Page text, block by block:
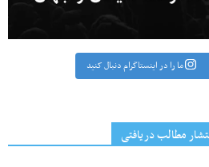
ما را در اینستاگرام دنبال کنید
مطالب دریافتی